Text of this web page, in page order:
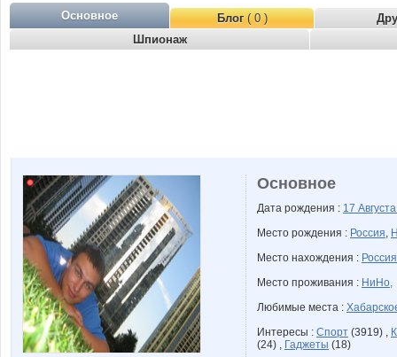
Основное Блог( 0 )
Шпионаж
Основное
Дата рождения : 17
Место рождения : Россия,
Место нахождения : Россия
Место проживания : НиНо,
Любимые места :
Интересы : Спорт (3919) ,
(24) , Гаджеты (18)